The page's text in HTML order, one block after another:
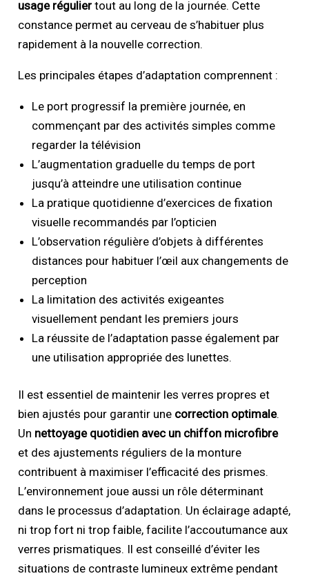
usage régulier tout au long de la journée. Cette
constance permet au cerveau de s’habituer plus
rapidement à la nouvelle correction.
Les principales étapes d’adaptation comprennent :
Le port progressif la première journée, en
commençant par des activités simples comme
regarder la télévision
L’augmentation graduelle du temps de port
jusqu’à atteindre une utilisation continue
La pratique quotidienne d’exercices de fixation
visuelle recommandés par l’opticien
L’observation régulière d’objets à différentes
distances pour habituer l’œil aux changements de
perception
La limitation des activités exigeantes
visuellement pendant les premiers jours
La réussite de l’adaptation passe également par
une utilisation appropriée des lunettes.
Il est essentiel de maintenir les verres propres et
bien ajustés pour garantir une correction optimale.
Un nettoyage quotidien avec un chiffon microfibre
et des ajustements réguliers de la monture
contribuent à maximiser l’efficacité des prismes.
L’environnement joue aussi un rôle déterminant
dans le processus d’adaptation. Un éclairage adapté,
ni trop fort ni trop faible, facilite l’accoutumance aux
verres prismatiques. Il est conseillé d’éviter les
situations de contraste lumineux extrême pendant